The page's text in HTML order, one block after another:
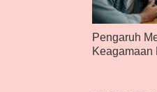
Pengaruh
Keagamaan